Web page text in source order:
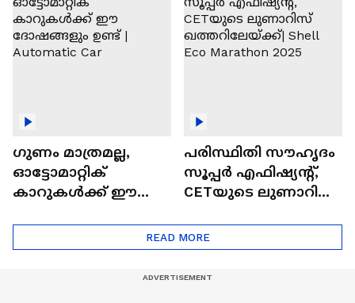
എസ്‍യുവികൾ
ഗുണം മാത്രമല്ല,
ഓട്ടോമാറ്റിക്
കാറുകൾക്ക് ഈ
പരിസ്ഥിതി സൗഹൃദം
സൂപ്പർ എഫിഷ്യന്റ്,
CETയുടെ ലുണാറിസ്
Eco Marathon 2025
READ MORE